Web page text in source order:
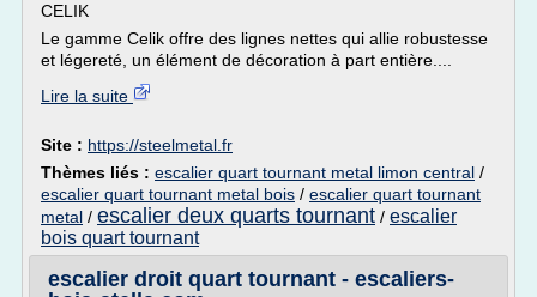
CELIK
Le gamme Celik offre des lignes nettes qui allie robustesse
et légereté, un élément de décoration à part entière....
Lire la suite
Site : https://steelmetal.fr
Thèmes liés : escalier quart tournant metal limon central /
escalier quart tournant metal bois / escalier quart tournant
metal / escalier deux quarts tournant / escalier
bois quart tournant
escalier droit quart tournant - escaliers-